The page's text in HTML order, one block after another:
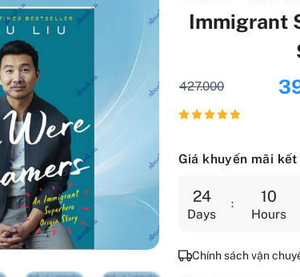
Immigrant
427.000
Giá khuyến mãi
24
Days
10
Hours
Chính sách vận